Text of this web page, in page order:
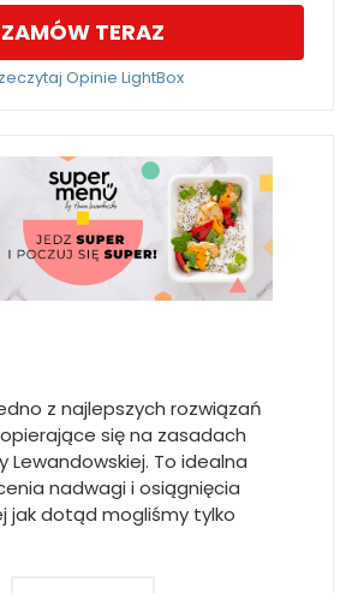
ZAMÓW TERAZ
Opinie LightBox
z najlepszych rozwiązań
się na zasadach
Lewandowskiej. To idealna
nadwagi i osiągnięcia
jak dotąd mogliśmy tylko